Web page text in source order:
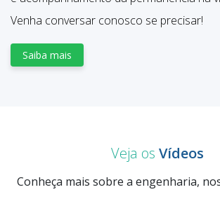
Venha conversar conosco se precisar!
Saiba mais
Veja os Vídeos
Conheça mais sobre a engenharia,